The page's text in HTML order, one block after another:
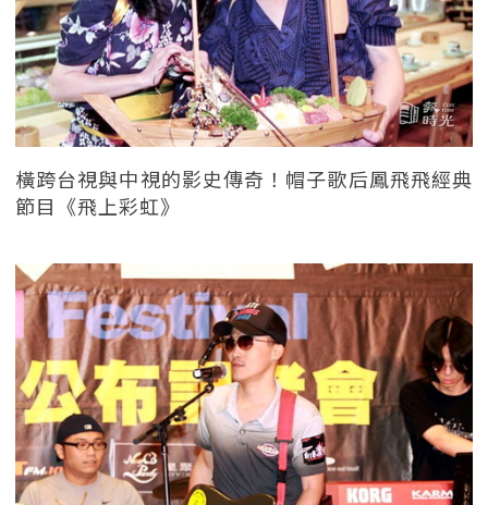
橫跨台視與中視的影史傳奇！帽子歌后鳳飛飛經典
節目《飛上彩虹》